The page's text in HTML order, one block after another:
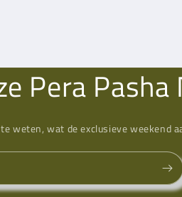
Pera
weten, wat de exclusieve weekend